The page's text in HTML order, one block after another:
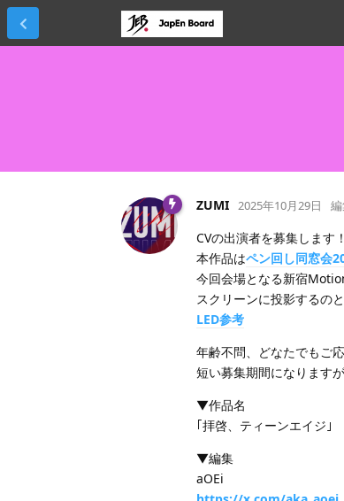
ZUMI 2025年10月29日
CVの出演者を募集します！
本作品はペン回し同窓会
今回会場となる新宿
スクリーンに投影するの
LED参考
年齢不問、どなたでもご応
短い募集期間になります
▼作品名
｢拝啓、ティーンエイジ｣
▼編集
aOEi